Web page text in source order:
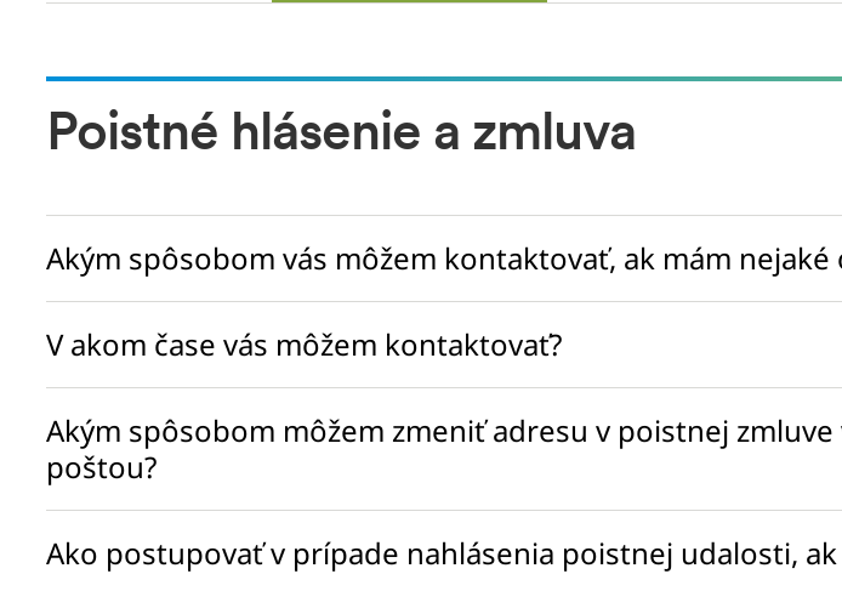
Poistné hlásenie a zmluva
Akým spôsobom vás môžem kontaktovať, ak mám
V akom čase vás môžem kontaktovať?
Akým spôsobom môžem zmeniť adresu v poistnej
poštou?
Ako postupovať v prípade nahlásenia poistnej udalosti,